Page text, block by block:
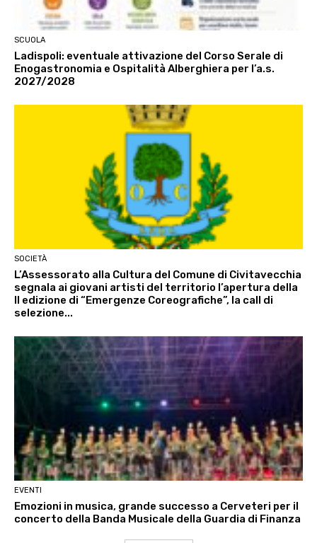
SCUOLA
Ladispoli: eventuale attivazione del Corso Serale di
Enogastronomia e Ospitalità Alberghiera per l’a.s.
2027/2028
SOCIETÀ
L’Assessorato alla Cultura del Comune di Civitavecchia
segnala ai giovani artisti del territorio l’apertura della
II edizione di “Emergenze Coreografiche”, la call di
selezione...
EVENTI
Emozioni in musica, grande successo a Cerveteri per il
concerto della Banda Musicale della Guardia di Finanza